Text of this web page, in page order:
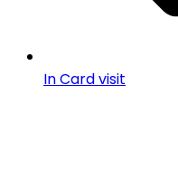
In Card visit